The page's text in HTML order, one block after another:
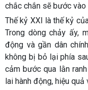
chắc chắn sẽ bước
Thế kỷ XXI là thế kỷ
Trong dòng chảy ấy,
động và gần dân
không bị bỏ lại phía
cảm bước qua lằn
lai hành động, hiệu quả